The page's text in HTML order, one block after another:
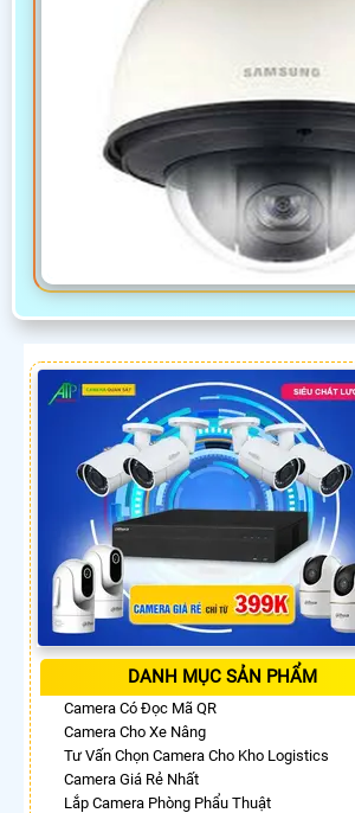
DANH MỤC SẢN PHẨM
Camera Có Đọc Mã QR
Camera Cho Xe Nâng
Tư Vấn Chọn Camera Cho Kho Logistics
Camera Giá Rẻ Nhất
Lắp Camera Phòng Phẩu Thuật